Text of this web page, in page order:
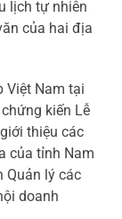
lịch tự nhiên
của hai địa
Nam tại
kiến Lễ
thiệu các
của tỉnh Nam
Quản lý các
doanh